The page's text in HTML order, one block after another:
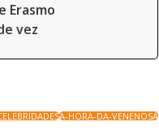
Erasmo
vez
A-HORA-DA-VENENOSA